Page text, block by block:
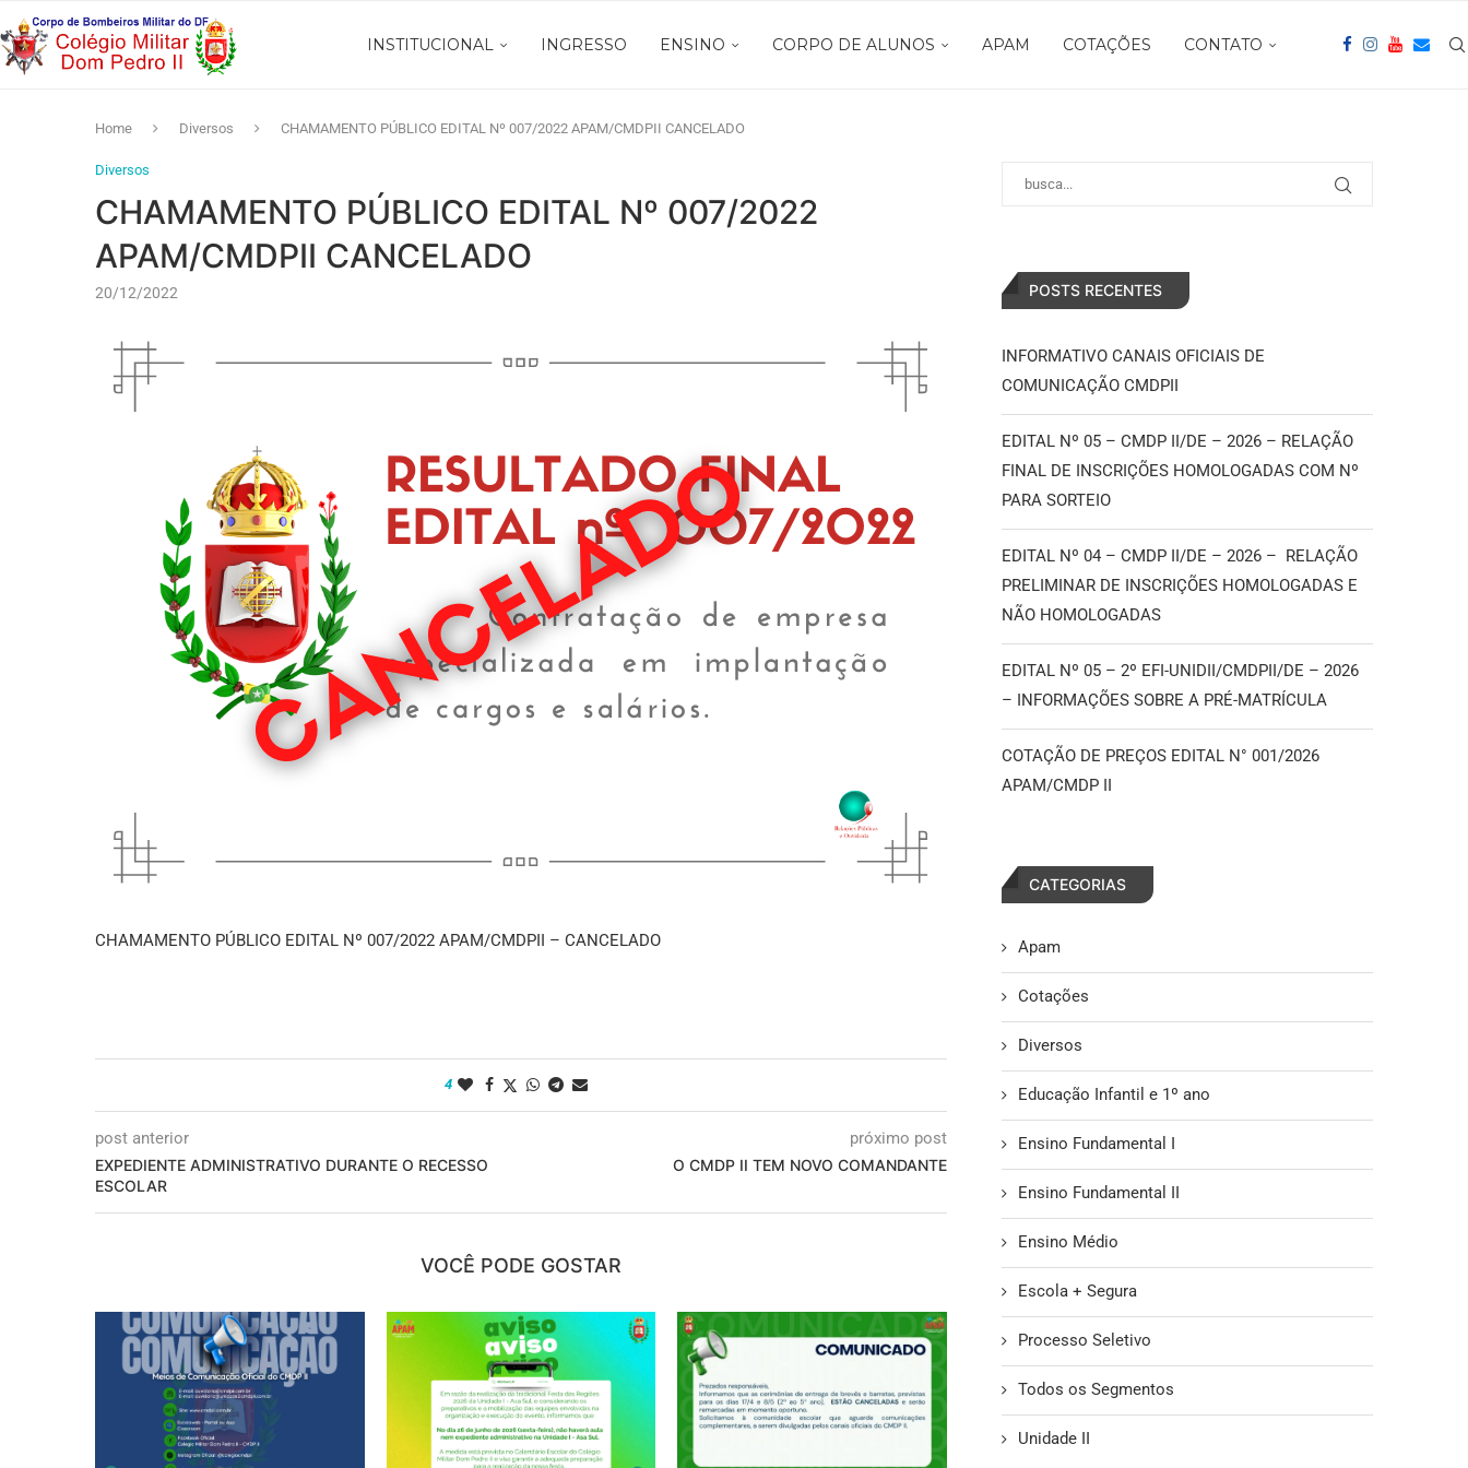
INSTITUCIONAL INGRESSO ENSINO CORPO DE ALUNOS APAM COTAÇÕES CONTATO
Home Diversos CHAMAMENTO PÚBLICO EDITAL Nº 007/2022 APAM/CMDPII CANCELADO
Diversos
CHAMAMENTO PÚBLICO EDITAL Nº 007/2022
APAM/CMDPII CANCELADO
20/12/2022
CHAMAMENTO PÚBLICO EDITAL Nº 007/2022 APAM/CMDPII – CANCELADO
4
post anterior
EXPEDIENTE ADMINISTRATIVO DURANTE O RECESSO
ESCOLAR
próximo post
O CMDP II TEM NOVO COMANDANTE
VOCÊ PODE GOSTAR
POSTS RECENTES
INFORMATIVO CANAIS OFICIAIS DE
COMUNICAÇÃO CMDPII
EDITAL Nº 05 – CMDP II/DE – 2026 – RELAÇÃO
FINAL DE INSCRIÇÕES HOMOLOGADAS COM Nº
PARA SORTEIO
EDITAL Nº 04 – CMDP II/DE – 2026 – RELAÇÃO
PRELIMINAR DE INSCRIÇÕES HOMOLOGADAS E
NÃO HOMOLOGADAS
EDITAL Nº 05 – 2º EFI-UNIDII/CMDPII/DE – 2026
– INFORMAÇÕES SOBRE A PRÉ-MATRÍCULA
COTAÇÃO DE PREÇOS EDITAL N° 001/2026
APAM/CMDP II
CATEGORIAS
Apam
Cotações
Diversos
Educação Infantil e 1º ano
Ensino Fundamental I
Ensino Fundamental II
Ensino Médio
Escola + Segura
Processo Seletivo
Todos os Segmentos
Unidade II